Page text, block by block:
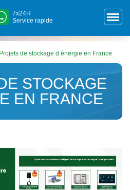
7x24H
Service rapide
Projets de stockage d énergie en France
STOCKAGE
EN FRANCE